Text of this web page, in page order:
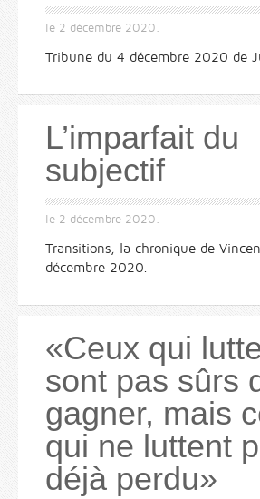
le 2 décembre 2020.
Tribune du 4 décembre 2020 de
L’imparfait du
subjectif
le 2 décembre 2020.
Transitions, la chronique de
décembre 2020.
«Ceux qui
sont pas sûrs
gagner, mais
qui ne luttent
déjà perdu»